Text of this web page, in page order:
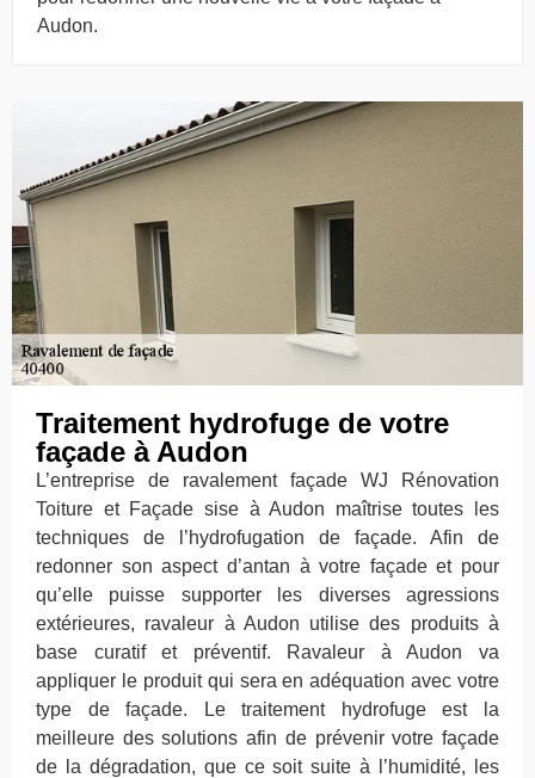
Audon.
Traitement hydrofuge de votre
façade à Audon
L’entreprise de ravalement façade WJ Rénovation
Toiture et Façade sise à Audon maîtrise toutes les
techniques de l’hydrofugation de façade. Afin de
redonner son aspect d’antan à votre façade et pour
qu’elle puisse supporter les diverses agressions
extérieures, ravaleur à Audon utilise des produits à
base curatif et préventif. Ravaleur à Audon va
appliquer le produit qui sera en adéquation avec votre
type de façade. Le traitement hydrofuge est la
meilleure des solutions afin de prévenir votre façade
de la dégradation, que ce soit suite à l’humidité, les